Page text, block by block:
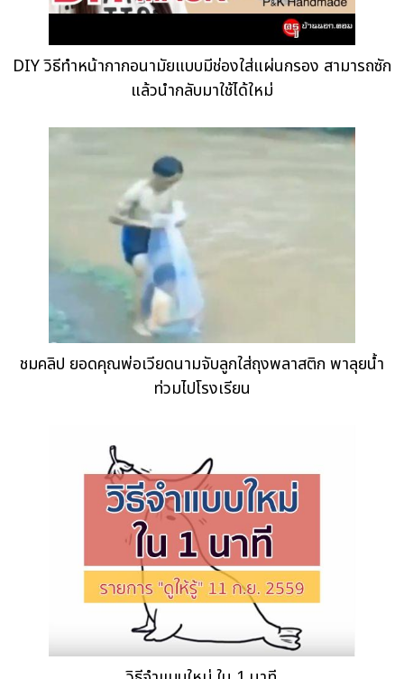
DIY วิธีทำหน้ากากอนามัยแบบมีช่องใส่แผ่นกรอง สามารถซัก
แล้วนำกลับมาใช้ได้ใหม่
ชมคลิป ยอดคุณพ่อเวียดนามจับลูกใส่ถุงพลาสติก พาลุยน้ำ
ท่วมไปโรงเรียน